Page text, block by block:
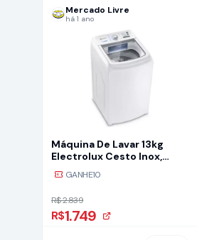
Mercado Livre
há 1 ano
Máquina De Lavar 13kg
Electrolux Cesto Inox,
Jet&clean Led13 Cor
Branco
GANHE10
R$ 2.839
R$1.749